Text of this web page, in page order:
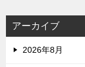
アーカイブ
2026年8月